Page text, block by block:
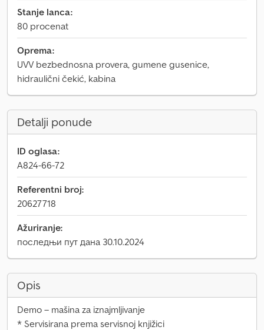
Stanje lanca:
80 procenat
Oprema:
UVV bezbednosna provera, gumene gusenice,
hidraulični čekić, kabina
Detalji ponude
ID oglasa:
A824-66-72
Referentni broj:
20627718
Ažuriranje:
последњи пут дана 30.10.2024
Opis
Demo – mašina za iznajmljivanje
* Servisirana prema servisnoj knjižici